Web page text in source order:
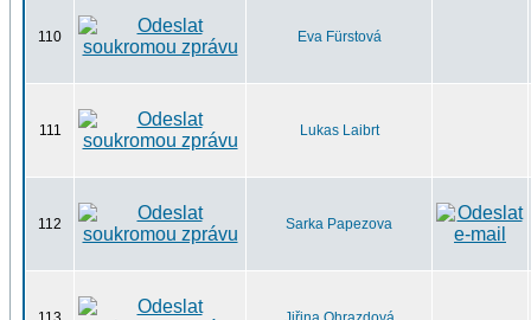
110 Eva Fürstová
111 Lukas Laibrt
112 Sarka Papezova